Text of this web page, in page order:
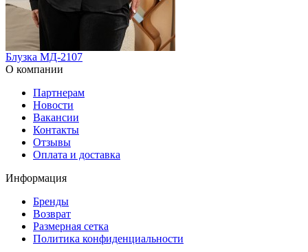
Блузка МД-2107
О компании
Партнерам
Новости
Вакансии
Контакты
Отзывы
Оплата и доставка
Информация
Бренды
Возврат
Размерная сетка
Политика конфиденциальности